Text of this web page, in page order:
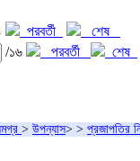
পরবর্তী
শেষ
/১৬ পরবর্তী
শেষ
> উপন্যাস> > প্রজাপতির